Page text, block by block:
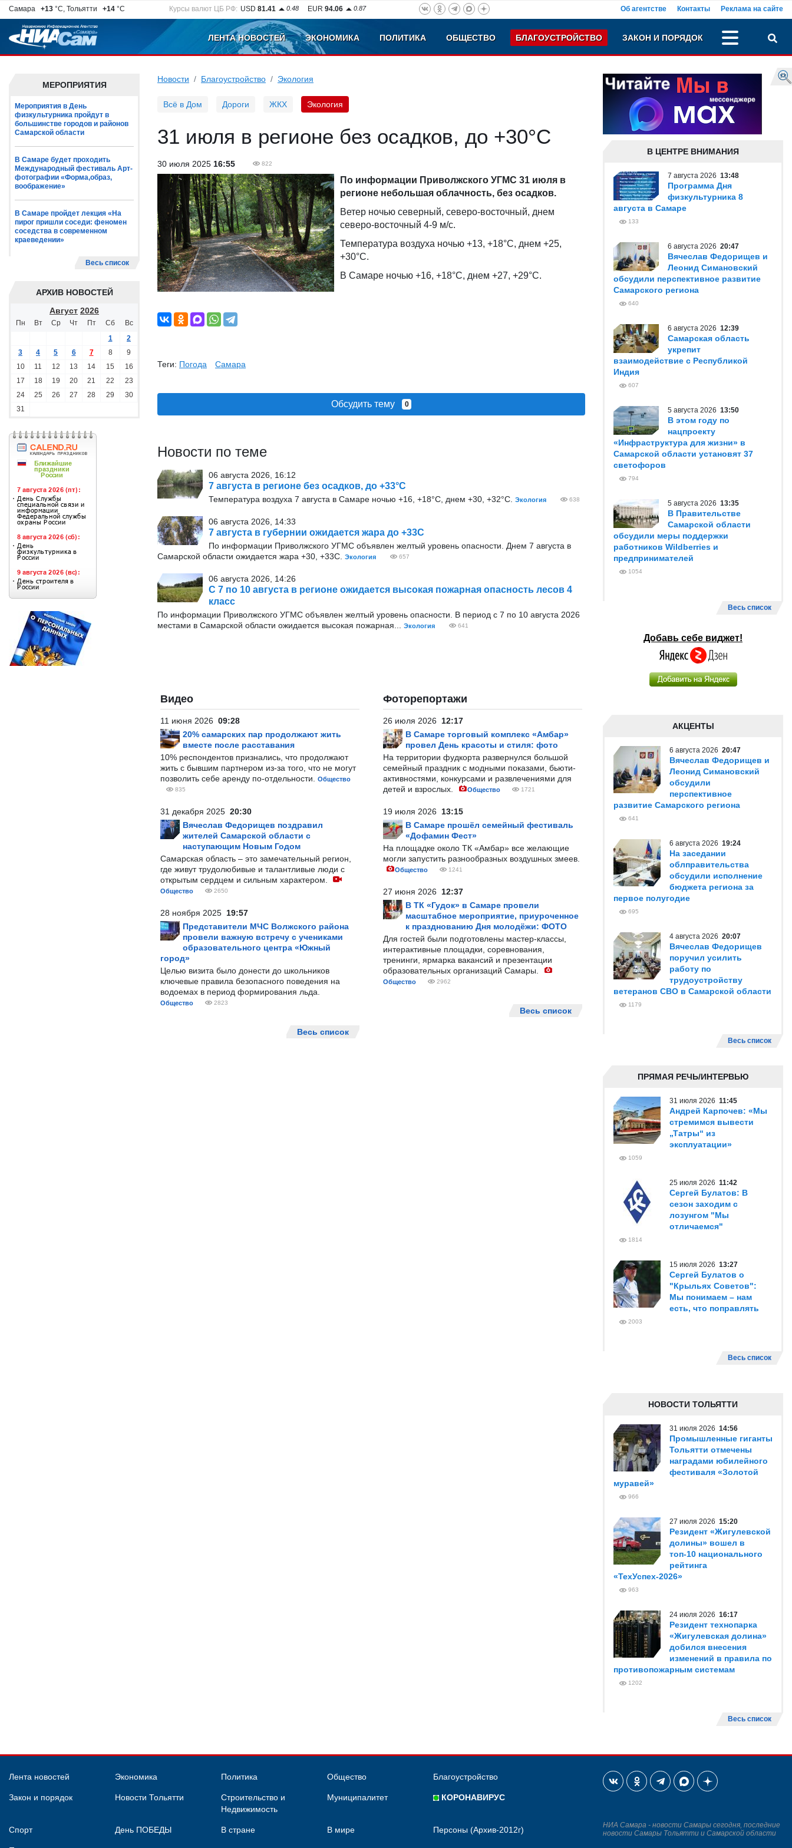
Самара +13 °C, Тольятти +14 °C Курсы валют ЦБ РФ: USD 81.41 0.48 EUR 94.06 0.87 Об агентстве Контакты Реклама на сайте
ЛЕНТА НОВОСТЕЙ ЭКОНОМИКА ПОЛИТИКА ОБЩЕСТВО БЛАГОУСТРОЙСТВО ЗАКОН И ПОРЯДОК
МЕРОПРИЯТИЯ
Мероприятия в День
физкультурника пройдут в
большинстве городов и районов
Самарской области
В Самаре будет проходить
Международный фестиваль Арт-
фотографии «Форма,образ,
воображение»
В Самаре пройдет лекция «На
пирог пришли соседи: феномен
соседства в современном
краеведении»
Весь список
АРХИВ НОВОСТЕЙ
Август 2026
Пн Вт Ср Чт Пт Сб
Вс
1
2
3
4 5 6 7 8
9
10
11 12 13 14 15
16
17
18 19 20 21 22
23
24
25 26 27 28 29
30
31
Новости Благоустройство Экология
Всё в Дом Дороги ЖКХ Экология
31 июля в регионе без осадков, до +30°С
30 июля 2025 16:55 822
По информации Приволжского УГМС 31 июля в
регионе небольшая облачность, без осадков.
Ветер ночью северный, северо-восточный, днем
северо-восточный 4-9 м/с.
Температура воздуха ночью +13, +18°С, днем +25,
+30°С.
В Самаре ночью +16, +18°С, днем +27, +29°С.
Теги: Погода Самара
Обсудить тему 0
Новости по теме
06 августа 2026, 16:12
7 августа в регионе без осадков, до +33°С
Температура воздуха 7 августа в Самаре ночью +16, +18°С, днем +30, +32°С. Экология 638
06 августа 2026, 14:33
7 августа в губернии ожидается жара до +33С
По информации Приволжского УГМС объявлен желтый уровень опасности. Днем 7 августа в
Самарской области ожидается жара +30, +33С.
Экология 657
06 августа 2026, 14:26
С 7 по 10 августа в регионе ожидается высокая пожарная опасность лесов 4
класс
По информации Приволжского УГМС объявлен желтый уровень опасности. В период с 7 по 10 августа 2026
местами в Самарской области ожидается высокая пожарная...
Экология 641
Видео
11 июня 2026 09:28
20% самарских пар продолжают жить
вместе после расставания
10% респондентов признались, что продолжают
жить с бывшим партнером из-за того, что не могут
позволить себе аренду по-отдельности.
Общество
835
31 декабря 2025 20:30
Вячеслав Федорищев поздравил
жителей Самарской области с
наступающим Новым Годом
Самарская область – это замечательный регион,
где живут трудолюбивые и талантливые люди с
открытым сердцем и сильным характером.
Общество 2650
28 ноября 2025 19:57
Представители МЧС Волжского района
провели важную встречу с учениками
образовательного центра «Южный
город»
Целью визита было донести до школьников
ключевые правила безопасного поведения на
водоемах в период формирования льда.
Общество 2823
Весь список
Фоторепортажи
26 июля 2026 12:17
В Самаре торговый комплекс «Амбар»
провел День красоты и стиля: фото
На территории фудкорта развернулся большой
семейный праздник с модными показами, бьюти-
активностями, конкурсами и развлечениями для
детей и взрослых.
Общество 1721
19 июля 2026 13:15
В Самаре прошёл семейный фестиваль
«Дофамин Фест»
На площадке около ТК «Амбар» все желающие
могли запустить разнообразных воздушных змеев.
Общество 1241
27 июня 2026 12:37
В ТК «Гудок» в Самаре провели
масштабное мероприятие, приуроченное
к празднованию Дня молодёжи: ФОТО
Для гостей были подготовлены мастер-классы,
интерактивные площадки, соревнования,
тренинги, ярмарка вакансий и презентации
образовательных организаций Самары.
Общество 2962
Весь список
В ЦЕНТРЕ ВНИМАНИЯ
7 августа 2026 13:48
Программа Дня
физкультурника 8
августа в Самаре
133
6 августа 2026 20:47
Вячеслав Федорищев и
Леонид Симановский
обсудили перспективное развитие
Самарского региона
640
6 августа 2026 12:39
Самарская область
укрепит
взаимодействие с Республикой
Индия
607
5 августа 2026 13:50
В этом году по
нацпроекту
«Инфраструктура для жизни» в
Самарской области установят 37
светофоров
794
5 августа 2026 13:35
В Правительстве
Самарской области
обсудили меры поддержки
работников Wildberries и
предпринимателей
1054
Весь список
Добавь себе виджет!
АКЦЕНТЫ
6 августа 2026 20:47
Вячеслав Федорищев и
Леонид Симановский
обсудили
перспективное
развитие Самарского региона
641
6 августа 2026 19:24
На заседании
облправительства
обсудили исполнение
бюджета региона за
первое полугодие
695
4 августа 2026 20:07
Вячеслав Федорищев
поручил усилить
работу по
трудоустройству
ветеранов СВО в Самарской области
1179
Весь список
ПРЯМАЯ РЕЧЬ/ИНТЕРВЬЮ
31 июля 2026 11:45
Андрей Карпочев: «Мы
стремимся вывести
„Татры“ из
эксплуатации»
1059
25 июля 2026 11:42
Сергей Булатов: В
сезон заходим с
лозунгом "Мы
отличаемся"
1814
15 июля 2026 13:27
Сергей Булатов о
"Крыльях Советов":
Мы понимаем – нам
есть, что поправлять
2003
Весь список
НОВОСТИ ТОЛЬЯТТИ
31 июля 2026 14:56
Промышленные гиганты
Тольятти отмечены
наградами юбилейного
фестиваля «Золотой
муравей»
966
27 июля 2026 15:20
Резидент «Жигулевской
долины» вошел в
топ-10 национального
рейтинга
«ТехУспех-2026»
963
24 июля 2026 16:17
Резидент технопарка
«Жигулевская долина»
добился внесения
изменений в правила по
противопожарным системам
1202
Весь список
Лента новостей Экономика Политика Общество Благоустройство
Закон и порядок Новости Тольятти
Строительство и
Недвижимость
Муниципалитет КОРОНАВИРУС
Спорт День ПОБЕДЫ В стране В мире Персоны (Архив-2012г)
НИА Самара - новости Самары сегодня, последние
новости Самары Тольятти и Самарской области